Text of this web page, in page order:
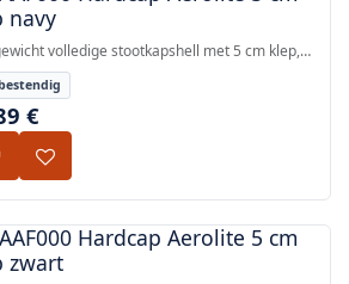
navy
volledige stootkapshell met 5 cm klep,
schil en EPP-stootabsorberende voering,
EN 812.
€
AAF000 Hardcap Aerolite 5 cm
zwart